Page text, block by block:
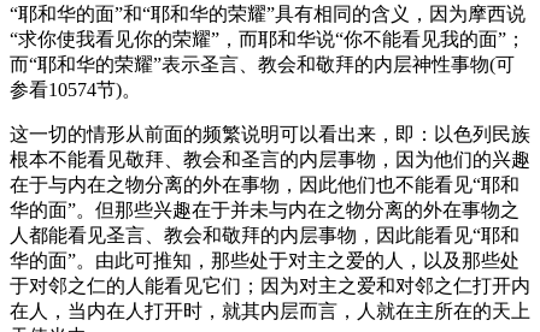
“耶和华的面”和“耶和华的荣耀”具有相同的含义，因为摩西说
“求你使我看见你的荣耀”，而耶和华说“你不能看见我的面”；
而“耶和华的荣耀”表示圣言、教会和敬拜的内层神性事物(可
参看10574节)。
这一切的情形从前面的频繁说明可以看出来，即：以色列民族
根本不能看见敬拜、教会和圣言的内层事物，因为他们的兴趣
在于与内在之物分离的外在事物，因此他们也不能看见“耶和
华的面”。但那些兴趣在于并未与内在之物分离的外在事物之
人都能看见圣言、教会和敬拜的内层事物，因此能看见“耶和
华的面”。由此可推知，那些处于对主之爱的人，以及那些处
于对邻之仁的人能看见它们；因为对主之爱和对邻之仁打开内
在人，当内在人打开时，就其内层而言，人就在主所在的天上